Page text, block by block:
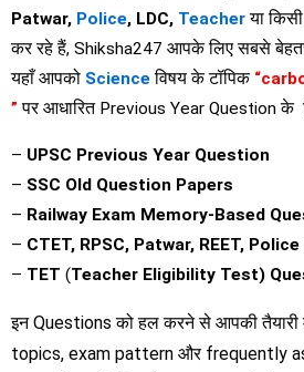
Patwar, Police, LDC, Teacher या
कर रहे हैं, Shiksha247 आपके लिए सबसे बेहतर
यहाँ आपको Scienceविषय के टॉपिक
” पर आधारित Previous Year Question के
– UPSC Previous Year Question
– SSC Old Question Papers
– Railway Exam Memory-Based
– CTET, RPSC, Patwar, REET,
– TET (Teacher Eligibility Test)
इन Questions को हल करने से आपकी तैयारी
topics, exam pattern और frequently